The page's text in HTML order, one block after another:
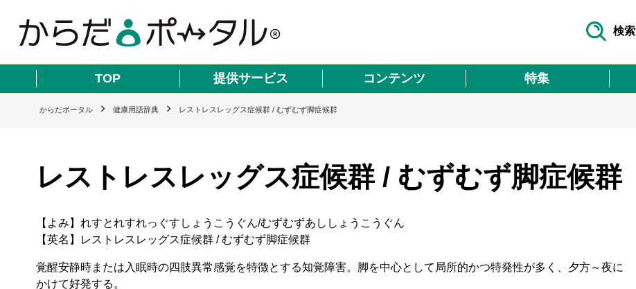
検索
TOP 提供サービス コンテンツ 特集
からだポータル 健康用語辞典 レストレスレッグス症候群 / むずむず脚症候群
レストレスレッグス症候群 / むずむず脚症候群
【よみ】れすとれすれっぐすしょうこうぐん/むずむずあししょうこうぐん
【英名】レストレスレッグス症候群 / むずむず脚症候群
覚醒安静時または入眠時の四肢異常感覚を特徴とする知覚障害。脚を中心として局所的かつ特発性が多く、夕方～夜に
かけて好発する。